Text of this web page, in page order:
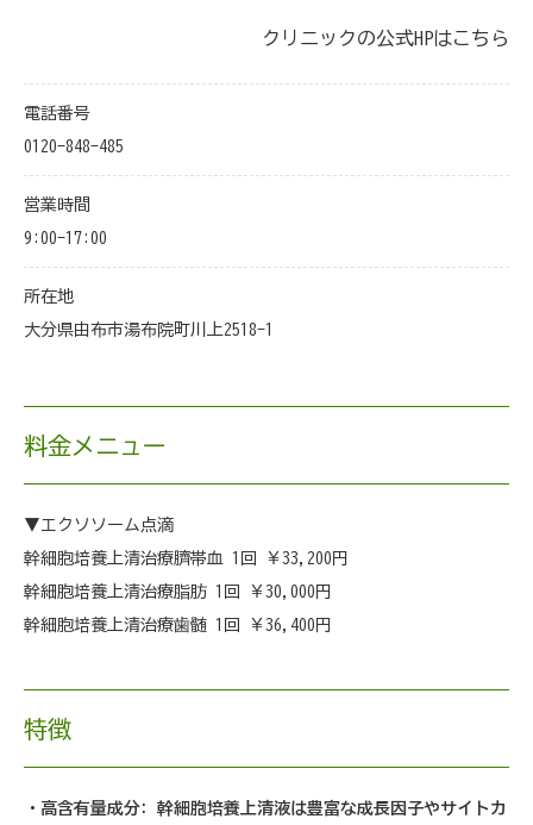
クリニックの公式HPはこちら
電話番号
0120-848-485
営業時間
9:00-17:00
所在地
大分県由布市湯布院町川上2518-1
料金メニュー
▼エクソソーム点滴
幹細胞培養上清治療臍帯血 1回 ￥33,200円
幹細胞培養上清治療脂肪 1回 ￥30,000円
幹細胞培養上清治療歯髄 1回 ￥36,400円
特徴
・高含有量成分: 幹細胞培養上清液は豊富な成長因子やサイトカ